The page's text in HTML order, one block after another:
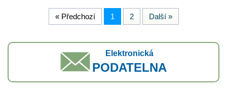
« Předchozí 1 2 Další »
Elektronická
PODATELNA